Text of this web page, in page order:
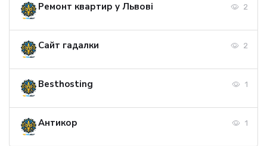
Ремонт квартир у Львові 2
Сайт гадалки 2
Besthosting 1
Антикор 1